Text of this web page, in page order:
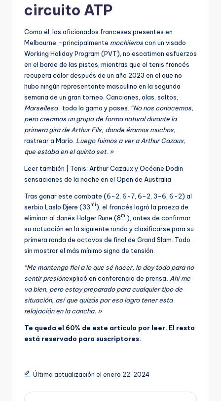
circuito ATP
Como él, los aficionados franceses presentes en
Melbourne –principalmente mochileroscon un visado
Working Holiday Program (PVT), no escatiman esfuerzos
en el borde de las pistas, mientras que el tenis francés
recupera color después de un año 2023 en el que no
hubo ningún representante masculino en la segunda
semana de un gran torneo. Canciones, olas, saltos,
Marsellesa: toda la gama y pases. “No nos conocemos,
pero creamos un grupo de forma natural durante la
primera gira de Arthur Fils, donde éramos muchos,
rastrear a Mario. Luego fuimos a ver a Arthur Cazaux,
que estaba en el quinto set. »
Leer también |
Tenis: Arthur Cazaux y Océane Dodin
sensaciones de la noche en el Open de Australia
Tras ganar este combate (6-2, 6-7, 6-2, 3-6, 6-2) al
serbio Laslo Djere (33mi), el francés logró la proeza de
eliminar al danés Holger Rune (8mi), antes de confirmar
su actuación en la siguiente ronda y clasificarse para su
primera ronda de octavos de final de Grand Slam. Todo
sin mostrar el más mínimo signo de tensión.
“Me mantengo fiel a lo que sé hacer, lo doy todo para no
sentir presiónexplicó en conferencia de prensa. Ahí me
va bien, pero estoy preparado para cualquier tipo de
situación, así que quizás por eso logro tener esta
relajación en la cancha. »
Te queda el 60% de este artículo por leer. El resto
está reservado para suscriptores.
Última actualización el enero 22, 2024